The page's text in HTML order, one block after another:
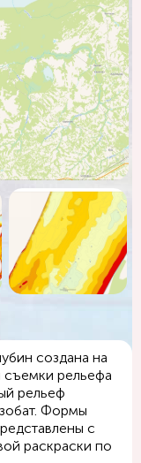
создана на
съемки рельефа
рельеф
Формы
с
раскраски по